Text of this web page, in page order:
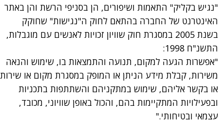
"נגיש בקליק" התאמות ושיפורים, הן בסניפי הרשת והן באתר
האינטרנט של החברה בהתאם לחוק ה"נגישות" שחוקק
בשנת 2005 במסגרת חוק שוויון זכויות לאנשים עם מוגבלות,
התשנ"ח 1998:
"אפשרות הגעה למקום, תנועה והתמצאות בו, שימוש והנאה
משירות, קבלת מידע הניתן או המופק במסגרת מקום או שירות
או בקשר אליהם, שימוש במתקניהם והשתתפות בתכניות
ובפעילויות המתקיימות בהם, והכול באופן שוויוני, מכובד,
עצמאי ובטיחותי."